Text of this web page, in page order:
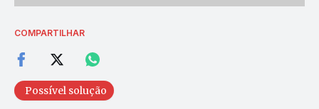
COMPARTILHAR
Possível solução